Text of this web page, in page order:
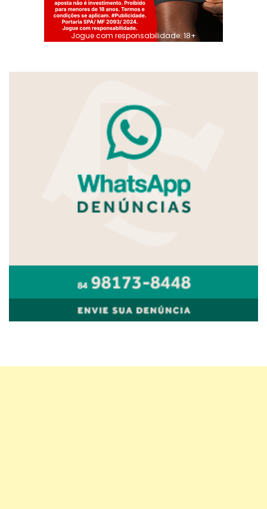
Jogue com responsabilidade. 18+